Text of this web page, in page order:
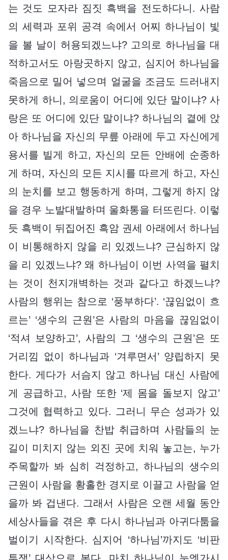
는 것도 모자라 짐짓 흑백을 전도하다니. 사람
의 세력과 포위 공격 속에서 어찌 하나님이 빛
을 볼 날이 허용되겠느냐? 고의로 하나님을 대
적하고서도 아랑곳하지 않고, 심지어 하나님을
죽음으로 밀어 넣으며 얼굴을 조금도 드러내지
못하게 하니, 의로움이 어디에 있단 말이냐? 사
랑은 또 어디에 있단 말이냐? 하나님의 곁에 앉
아 하나님을 자신의 무릎 아래에 두고 자신에게
용서를 빌게 하고, 자신의 모든 안배에 순종하
게 하며, 자신의 모든 지시를 따르게 하고, 자신
의 눈치를 보고 행동하게 하며, 그렇게 하지 않
을 경우 노발대발하며 울화통을 터뜨린다. 이렇
듯 흑백이 뒤집어진 흑암 권세 아래에서 하나님
이 비통해하지 않을 리 있겠느냐? 근심하지 않
을 리 있겠느냐? 왜 하나님이 이번 사역을 펼치
는 것이 천지개벽하는 것과 같다고 하겠느냐?
사람의 행위는 참으로 ‘풍부하다’. ‘끊임없이 흐
르는’ ‘생수의 근원’은 사람의 마음을 끊임없이
‘적셔 보양하고’, 사람의 그 ‘생수의 근원’은 또
거리낌 없이 하나님과 ‘겨루면서’ 양립하지 못
한다. 게다가 서슴지 않고 하나님 대신 사람에
게 공급하고, 사람 또한 ‘제 몸을 돌보지 않고’
그것에 협력하고 있다. 그러니 무슨 성과가 있
겠느냐? 하나님을 찬밥 취급하며 사람들의 눈
길이 미치지 않는 외진 곳에 치워 놓고는, 누가
주목할까 봐 심히 걱정하고, 하나님의 생수의
근원이 사람을 황홀한 경지로 이끌고 사람을 얻
을까 봐 겁낸다. 그래서 사람은 오랜 세월 동안
세상사들을 겪은 후 다시 하나님과 아귀다툼을
벌이기 시작한다. 심지어 ‘하나님’까지도 ‘비판
투쟁’ 대상으로 본다. 마치 하나님이 눈엣가시